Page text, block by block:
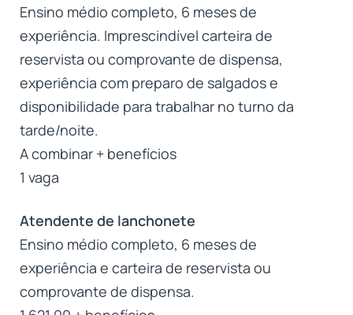
Ensino médio completo, 6 meses de
experiência. Imprescindível carteira de
reservista ou comprovante de dispensa,
experiência com preparo de salgados e
disponibilidade para trabalhar no turno da
tarde/noite.
A combinar + benefícios
1 vaga
Atendente de lanchonete
Ensino médio completo, 6 meses de
experiência e carteira de reservista ou
comprovante de dispensa.